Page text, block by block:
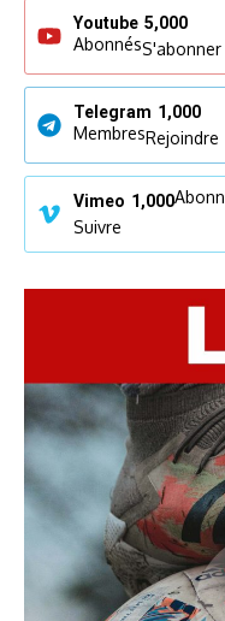
Youtube 5,000
AbonnésS'abonner
Telegram 1,000
MembresRejoindre
Vimeo 1,000
Suivre